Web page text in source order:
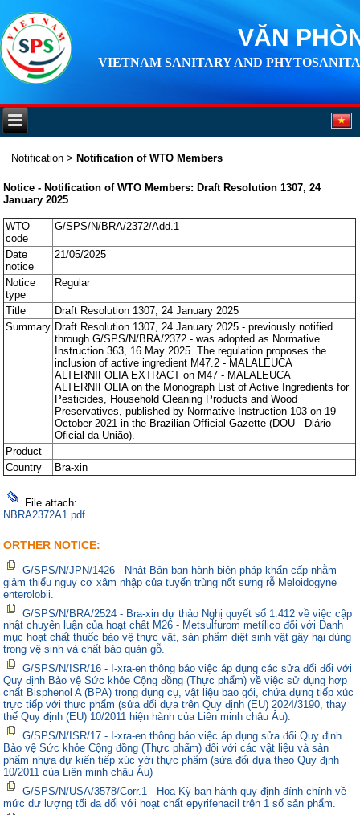
VĂN
VIETNAM SANITARY AND
Notification > Notification of WTO Members
Notice - Notification of WTO Members: Draft Resolution 1307, 24
January 2025
WTO
code
G/SPS/N/BRA/2372/Add.1
Date
notice
21/05/2025
Notice
type
Regular
Title
Draft Resolution 1307, 24 January 2025
Summary Draft Resolution 1307, 24 January 2025 - previously notified
through G/SPS/N/BRA/2372 - was adopted as Normative
Instruction 363, 16 May 2025. The regulation proposes the
inclusion of active ingredient M47.2 - MALALEUCA
ALTERNIFOLIA EXTRACT on M47 - MALALEUCA
ALTERNIFOLIA on the Monograph List of Active Ingredients for
Pesticides, Household Cleaning Products and Wood
Preservatives, published by Normative Instruction 103 on 19
October 2021 in the Brazilian Official Gazette (DOU - Diário
Oficial da União).
Product
Country
Bra-xin
File attach:
NBRA2372A1.pdf
ORTHER NOTICE:
G/SPS/N/JPN/1426 - Nhật Bản ban hành biện pháp khẩn cấp nhằm
giảm thiểu nguy cơ xâm nhập của tuyến trùng nốt sưng rễ Meloidogyne
enterolobii.
G/SPS/N/BRA/2524 - Bra-xin dự thảo Nghị quyết số 1.412 về việc cập
nhật chuyên luận của hoạt chất M26 - Metsulfurom metílico đối với Danh
mục hoạt chất thuốc bảo vệ thực vật, sản phẩm diệt sinh vật gây hại dùng
trong vệ sinh và chất bảo quản gỗ.
G/SPS/N/ISR/16 - I-xra-en thông báo việc áp dụng các sửa đổi đối với
Quy định Bảo vệ Sức khỏe Cộng đồng (Thực phẩm) về việc sử dụng hợp
chất Bisphenol A (BPA) trong dụng cụ, vật liệu bao gói, chứa đựng tiếp xúc
trực tiếp với thực phẩm (sửa đổi dựa trên Quy định (EU) 2024/3190, thay
thế Quy định (EU) 10/2011 hiện hành của Liên minh châu Âu).
G/SPS/N/ISR/17 - I-xra-en thông báo việc áp dụng sửa đổi Quy định
Bảo vệ Sức khỏe Cộng đồng (Thực phẩm) đối với các vật liệu và sản
phẩm nhựa dự kiến tiếp xúc với thực phẩm (sửa đổi dựa theo Quy định
10/2011 của Liên minh châu Âu)
G/SPS/N/USA/3578/Corr.1 - Hoa Kỳ ban hành quy định đính chính về
mức dư lượng tối đa đối với hoạt chất epyrifenacil trên 1 số sản phẩm.